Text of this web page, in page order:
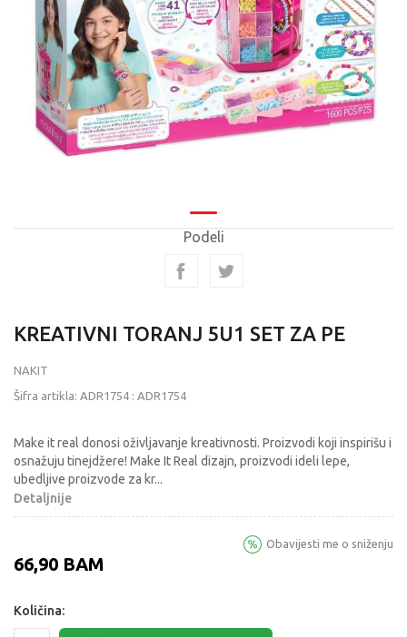
Podeli
KREATIVNI TORANJ 5U1 SET ZA PE
NAKIT
Šifra artikla: ADR1754 : ADR1754
Make it real donosi oživljavanje kreativnosti. Proizvodi koji inspirišu i
osnažuju tinejdžere! Make It Real dizajn, proizvodi ideli lepe,
ubedljive proizvode za kr...
Detaljnije
66,90 BAM
Obavijesti me o sniženju
Količina: